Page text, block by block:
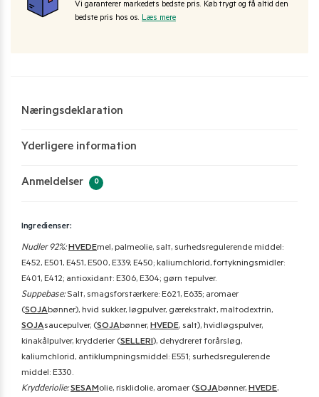
Vi garanterer markedets bedste pris. Køb trygt og få altid den
bedste pris hos os. Læs mere
Næringsdeklaration
Yderligere information
Anmeldelser 0
Ingredienser:
Nudler 92%: HVEDEmel, palmeolie, salt, surhedsregulerende middel:
E452, E501, E451, E500, E339, E450; kaliumchlorid, fortykningsmidler:
E401, E412; antioxidant: E306, E304; gørn tepulver.
Suppebase:Salt, smagsforstærkere: E621, E635; aromaer
(SOJAbønner), hvid sukker, løgpulver, gærekstrakt, maltodextrin,
SOJAsaucepulver, (SOJAbønner, HVEDE, salt), hvidløgspulver,
kinakålpulver, krydderier (SELLERI), dehydreret forårsløg,
kaliumchlorid, antiklumpningsmiddel: E551; surhedsregulerende
middel: E330.
Krydderiolie: SESAMolie, risklidolie, aromaer (SOJAbønner, HVEDE,